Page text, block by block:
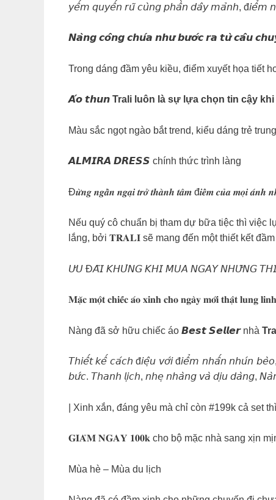
𝘺𝘦̂́𝘮 𝘲𝘶𝘺𝘦̂́𝘯 𝘳𝘶̃ 𝘤𝘶̀𝘯𝘨 𝘱𝘩𝘢̂̀𝘯 𝘥𝘢̂𝘺 𝘮𝘢̉𝘯𝘩, đ𝘪𝘦̂̉𝘮
𝙉𝙖̀𝙣𝙜 𝙘𝙤̂𝙣𝙜 𝙘𝙝𝙪́𝙖 𝙣𝙝𝙪̛ 𝙗𝙪̛𝙤̛́𝙘 𝙧𝙖 𝙩𝙪̛̀ 𝙘𝙖̂𝙪
Trong dáng đầm yêu kiều, điểm xuyết họa tiết
𝘼́𝙤 𝙩𝙝𝙪𝙣 Trali luôn là sự lựa chọn tin cậy khi
Màu sắc ngọt ngào bắt trend, kiểu dáng trẻ
𝘼𝙇𝙈𝙄𝙍𝘼 𝘿𝙍𝙀𝙎𝙎 chính thức trình làng
Đ𝒖̛̀𝒏𝒈 𝒏𝒈𝒂̂̀𝒏 𝒏𝒈𝒂̣𝒊 𝒕𝒓𝒐̛̉ 𝒕𝒉𝒂̀𝒏𝒉 𝒕𝒂̂𝒎 đ𝒊𝒆̂̉𝒎 𝒄𝒖̉𝒂 𝒎𝒐̣𝒊 𝒂́𝒏𝒉
Nếu quý cô chuẩn bị tham dự bữa tiệc thì việc
lắng, bởi 𝐓𝐑𝐀𝐋𝐈 sẽ mang đến một thiết kết
𝘜̛𝘜 Đ𝘈̃𝘐 𝘒𝘏𝘜̉𝘕𝘎 𝘒𝘏𝘐 𝘔𝘜𝘈 𝘕𝘎𝘈𝘠 𝘕𝘏𝘜̛̃𝘕𝘎
𝐌𝐚̣̆𝐜 𝐦𝐨̣̂𝐭 𝐜𝐡𝐢𝐞̂́𝐜 𝐚́𝐨 𝐱𝐢𝐧𝐡 𝐜𝐡𝐨 𝐧𝐠𝐚̀𝐲 𝐦𝐨̛́𝐢 𝐭𝐡𝐚̣̂𝐭 𝐥𝐮𝐧𝐠 𝐥𝐢𝐧𝐡
Nàng đã sở hữu chiếc áo 𝘽𝙚𝙨𝙩 𝙎𝙚𝙡𝙡𝙚𝙧 nhà
𝘛𝘩𝘪𝘦̂́𝘵 𝘬𝘦̂́ 𝘤𝘢́𝘤𝘩 đ𝘪𝘦̣̂𝘶 𝘷𝘰̛́𝘪 đ𝘪𝘦̂̉𝘮 𝘯𝘩𝘢̂́𝘯 𝘯𝘩𝘶́𝘯
𝘣𝘶̛́𝘤. 𝘛𝘩𝘢𝘯𝘩 𝘭𝘪̣𝘤𝘩, 𝘯𝘩𝘦̣ 𝘯𝘩𝘢̀𝘯𝘨 𝘷𝘢̀ 𝘥𝘪̣𝘶 𝘥𝘢̀𝘯𝘨,
| Xinh xắn, đáng yêu mà chỉ còn #199k cả set
𝐆𝐈𝐀̉𝐌 𝐍𝐆𝐀𝐘 𝟏𝟎𝟎𝐤 cho bộ mặc nhà sang xịn
Mùa hè – Mùa du lịch